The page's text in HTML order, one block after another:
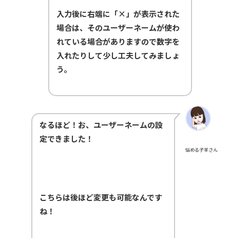
入力後に右端に「×」が表示された
場合は、そのユーザーネームが使わ
れている場合がありますので数字を
入れたりして少し工夫してみましょ
う。
悩める子羊さん
なるほど！お、ユーザーネームの設
定できました！
こちらは後ほど変更も可能なんです
ね！